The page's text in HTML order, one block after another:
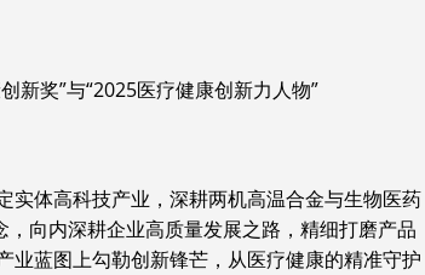
新奖”与“2025医疗健康创新力人物”
实体高科技产业，深耕两机高温合金与生物医药
向内深耕企业高质量发展之路，精细打磨产品
蓝图上勾勒创新锋芒，从医疗健康的精准守护